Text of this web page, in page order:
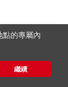
3:41
點的專屬內
繼續